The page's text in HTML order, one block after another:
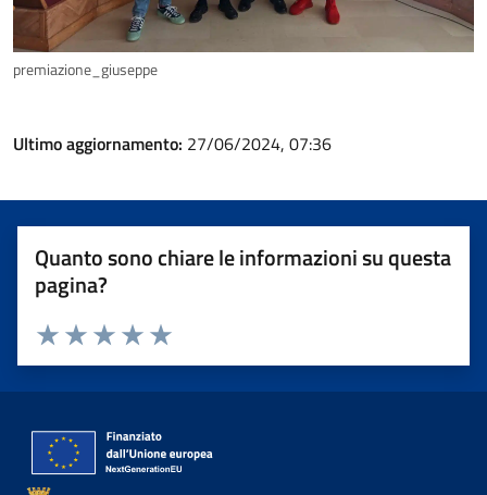
premiazione_giuseppe
Ultimo aggiornamento: 27/06/2024, 07:36
Quanto sono chiare le informazioni su questa
pagina?
Valuta 5 stelle su 5
Valuta 4 stelle su 5
Valuta 3 stelle su 5
Valuta 2 stelle su 5
Valuta 1 stelle su 5